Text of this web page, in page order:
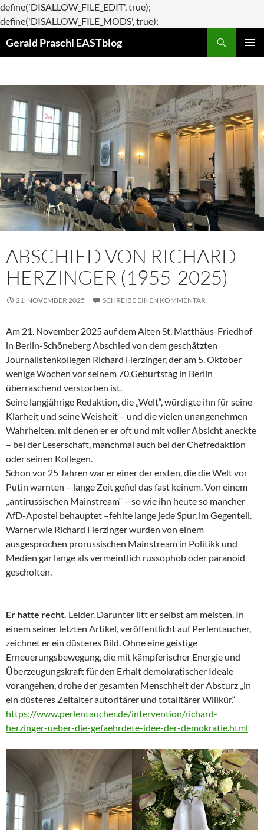
define('DISALLOW_FILE_EDIT', true);
define('DISALLOW_FILE_MODS', true);
Gerald Praschl EASTblog
ABSCHIED VON RICHARD
HERZINGER (1955-2025)
21. NOVEMBER 2025 SCHREIBE EINEN KOMMENTAR
Am 21. November 2025 auf dem Alten St. Matthäus-Friedhof
in Berlin-Schöneberg Abschied von dem geschätzten
Journalistenkollegen Richard Herzinger, der am 5. Oktober
wenige Wochen vor seinem 70.Geburtstag in Berlin
überraschend verstorben ist.
Seine langjährige Redaktion, die „Welt“, würdigte ihn für seine
Klarheit und seine Weisheit – und die vielen unangenehmen
Wahrheiten, mit denen er er oft und mit voller Absicht aneckte
– bei der Leserschaft, manchmal auch bei der Chefredaktion
oder seinen Kollegen.
Schon vor 25 Jahren war er einer der ersten, die die Welt vor
Putin warnten – lange Zeit gefiel das fast keinem. Von einem
„antirussischen Mainstream“ – so wie ihn heute so mancher
AfD-Apostel behauptet –fehlte lange jede Spur, im Gegenteil.
Warner wie Richard Herzinger wurden von einem
ausgesprochen prorussischen Mainstream in Politikk und
Medien gar lange als vermeintlich russophob oder paranoid
gescholten.
Er hatte recht. Leider. Darunter litt er selbst am meisten. In
einem seiner letzten Artikel, veröffentlicht auf Perlentaucher,
zeichnet er ein düsteres Bild. Ohne eine geistige
Erneuerungsbewegung, die mit kämpferischer Energie und
Überzeugungskraft für den Erhalt demokratischer Ideale
vorangehen, drohe der gesamten Menschheit der Absturz „in
ein düsteres Zeitalter autoritärer und totalitärer Willkür.“
https://www.perlentaucher.de/intervention/richard-
herzinger-ueber-die-gefaehrdete-idee-der-demokratie.html